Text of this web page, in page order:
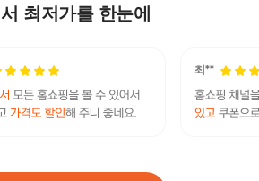
최저가를 한눈에
원
랑 접시 세트 4P 접시세트 식기세트 식당